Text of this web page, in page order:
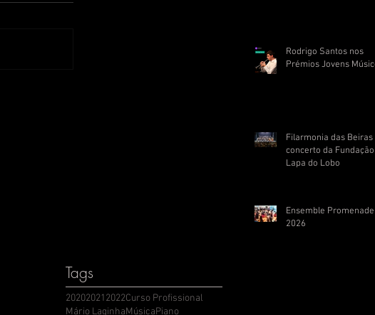
Rodrigo Santos nos
Prémios Jovens
Filarmonia das Beiras
concerto da Fundação
Lapa do Lobo
Ensemble Promenade
2026
Tags
202020212022Curso Profissional
Mário LaginhaMúsicaPiano